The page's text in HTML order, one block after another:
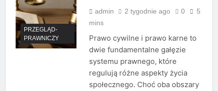
PRZEGLĄD-
PRAWNICZY
admin 2 tygodnie ago 0
5
mins
Prawo cywilne i prawo karne to
dwie fundamentalne gałęzie
systemu prawnego, które
regulują różne aspekty życia
społecznego. Choć oba obszary